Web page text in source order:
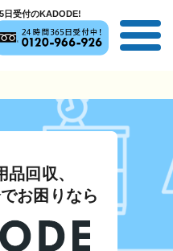
日受付のKADODE!
回収、
お困りなら